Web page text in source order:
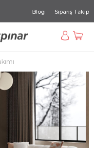
Blog Sipariş Takip